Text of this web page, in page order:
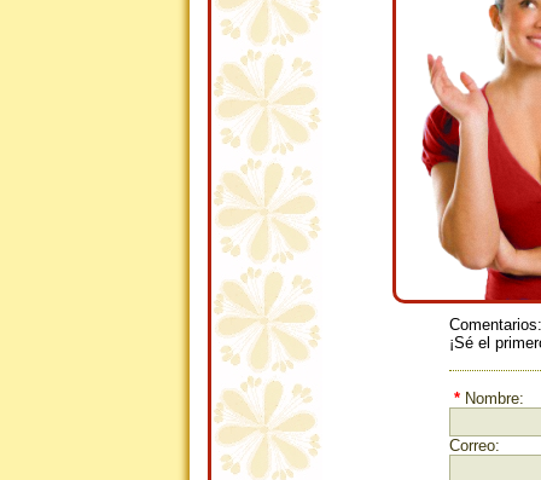
Comentarios:
¡Sé el
* Nombre:
Correo: